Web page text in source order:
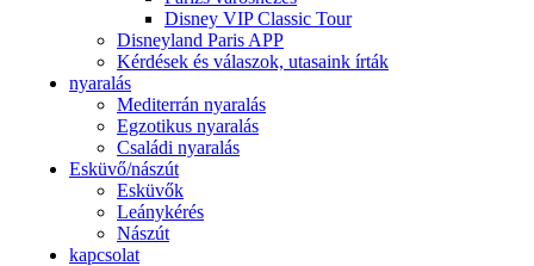
Disney VIP Classic Tour
Disneyland Paris APP
Kérdések és válaszok, utasaink írták
nyaralás
Mediterrán nyaralás
Egzotikus nyaralás
Családi nyaralás
Esküvő/nászút
Esküvők
Leánykérés
Nászút
kapcsolat